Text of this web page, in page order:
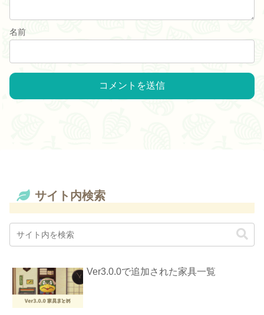
名前
サイト内検索
Ver3.0.0で追加された家具一覧